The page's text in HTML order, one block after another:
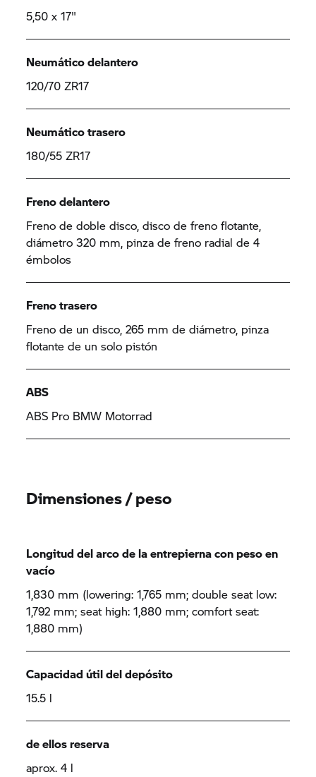
5,50 x 17"
Neumático delantero
120/70 ZR17
Neumático trasero
180/55 ZR17
Freno delantero
Freno de doble disco, disco de freno flotante,
diámetro 320 mm, pinza de freno radial de 4
émbolos
Freno trasero
Freno de un disco, 265 mm de diámetro, pinza
flotante de un solo pistón
ABS
ABS Pro BMW Motorrad
Dimensiones / peso
Longitud del arco de la entrepierna con peso en
vacío
1,830 mm (lowering: 1,765 mm; double seat low:
1,792 mm; seat high: 1,880 mm; comfort seat:
1,880 mm)
Capacidad útil del depósito
15.5 l
de ellos reserva
aprox. 4 l